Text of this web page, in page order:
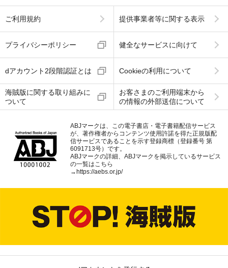
ご利用規約 提供事業者等に関する表示
プライバシーポリシー 健全なサービスに向けて
dアカウント2段階認証とは Cookieの利用について
海賊版に関する取り組みに
ついて
お客さまのご利用端末から
の情報の外部送信について
ABJマークは、この電子書店・電子書籍配信サービス
が、著作権者からコンテンツ使用許諾を得た正規版配
信サービスであることを示す登録商標（登録番号 第
6091713号）です。
ABJマークの詳細、ABJマークを掲示しているサービス
の一覧はこちら
→ https://aebs.or.jp/